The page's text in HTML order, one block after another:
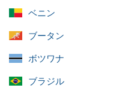
ベニン
ブータン
ボツワナ
ブラジル